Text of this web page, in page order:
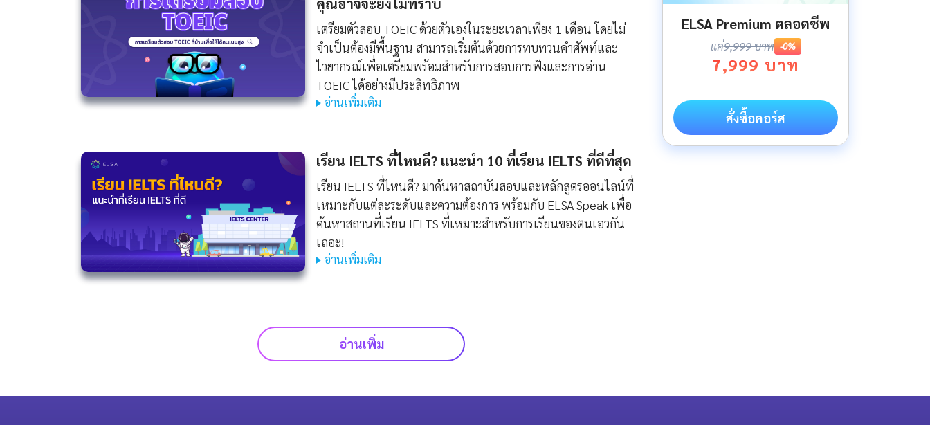
เตรียมตัวสอบ TOEIC ด้วยตัวเองในระยะเวลาเพียง 1 เดือน โดยไม่
จำเป็นต้องมีพื้นฐาน สามารถเริ่มต้นด้วยการทบทวนคำศัพท์และ
ไวยากรณ์เพื่อเตรียมพร้อมสำหรับการสอบการฟังและการอ่าน
TOEIC ได้อย่างมีประสิทธิภาพ
อ่านเพิ่มเติม
เรียน IELTS ที่ไหนดี? แนะนำ 10 ที่เรียน IELTS ที่ดีที่สุด
เรียน IELTS ที่ไหนดี? มาค้นหาสถาบันสอบและหลักสูตรออนไลน์ที่
เหมาะกับแต่ละระดับและความต้องการ พร้อมกับ ELSA Speak เพื่อ
ค้นหาสถานที่เรียน IELTS ที่เหมาะสำหรับการเรียนของตนเอวกัน
เถอะ!
อ่านเพิ่มเติม
อ่านเพิ่ม
ELSA Premium ตลอดชีพ
แค่9,999 บาท -0%
7,999 บาท
สั่งซื้อคอร์ส